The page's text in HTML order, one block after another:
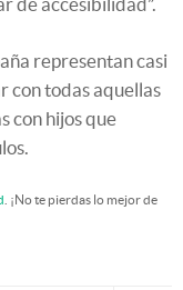
de accesibilidad”.
representan casi
con todas aquellas
con hijos que
. ¡No te pierdas lo mejor de